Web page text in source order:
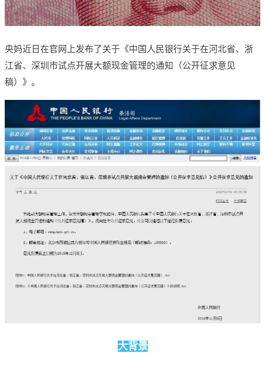
央妈近日在官网上发布了关于《中国人民银行关于在河北省、浙
江省、深圳市试点开展大额现金管理的通知（公开征求意见
稿）》。
大背景